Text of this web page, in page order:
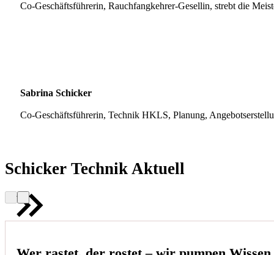
Co-Geschäftsführerin, Rauchfangkehrer-Gesellin, strebt die
Sabrina Schicker
Co-Geschäftsführerin, Technik HKLS, Planung,
Schicker Technik Aktuell